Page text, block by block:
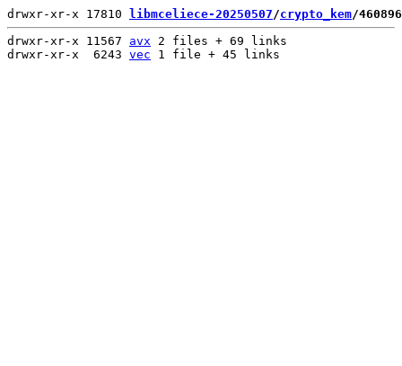
drwxr-xr-x 17810 libmceliece-20250507/crypto_kem/
drwxr-xr-x 11567 avx 2 files + 69 links
drwxr-xr-x  6243 vec